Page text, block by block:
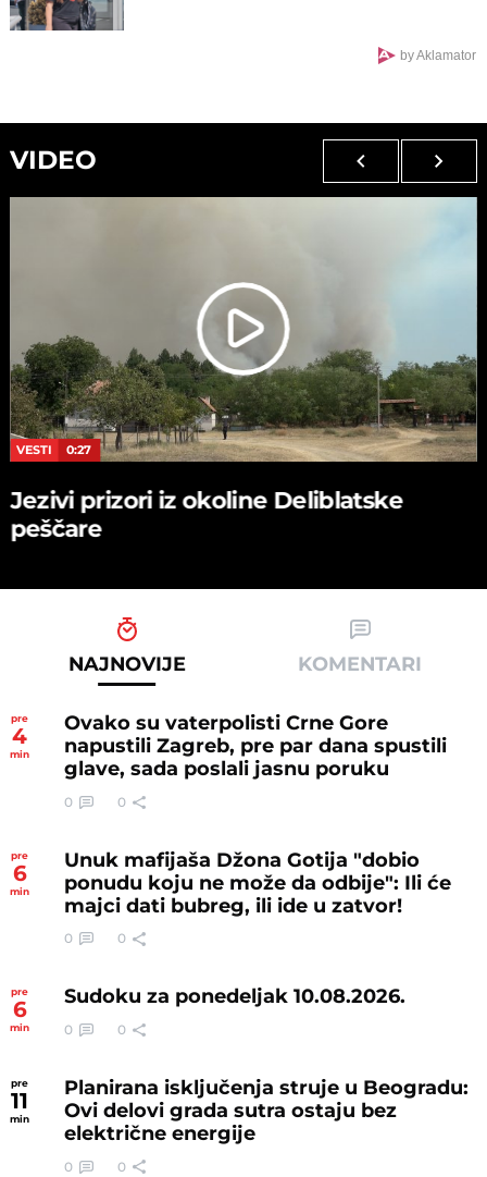
by Aklamator
VIDEO
VESTI 0:27
Jezivi prizori iz okoline Deliblatske
peščare
NAJNOVIJE KOMENTARI
pre
4
min
Ovako su vaterpolisti Crne Gore
napustili Zagreb, pre par dana spustili
glave, sada poslali jasnu poruku
0 0
pre
6
min
Unuk mafijaša Džona Gotija "dobio
ponudu koju ne može da odbije": Ili će
majci dati bubreg, ili ide u zatvor!
0 0
pre
6
min
Sudoku za ponedeljak 10.08.2026.
0 0
pre
11
min
Planirana isključenja struje u Beogradu:
Ovi delovi grada sutra ostaju bez
električne energije
0 0